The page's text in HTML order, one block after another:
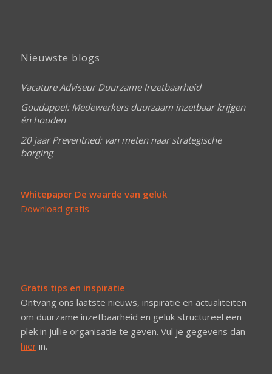
Nieuwste blogs
Vacature Adviseur Duurzame Inzetbaarheid
Goudappel: Medewerkers duurzaam inzetbaar krijgen
én houden
20 jaar Preventned: van meten naar strategische
borging
Whitepaper De waarde van geluk
Download gratis
Gratis tips en inspiratie
Ontvang ons laatste nieuws, inspiratie en actualiteiten
om duurzame inzetbaarheid en geluk structureel een
plek in jullie organisatie te geven. Vul je gegevens dan
hierin.